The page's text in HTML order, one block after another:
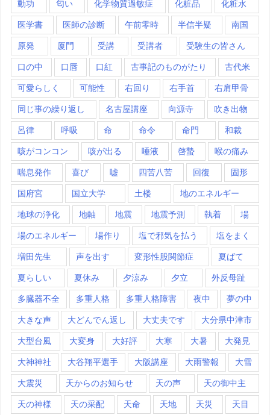
動功 匂い 化学物質過敏症 化粧品 化粧水
医学書 医師の診断 午前零時 半信半疑 南国
原発 厦門 受講 受講者 受験生の皆さん
口の中 口唇 口紅 古事記のものがたり 古代米
可愛らしく 可能性 右回り 右手首 右肩甲骨
同じ事の繰り返し 名古屋講座 向源寺 吹き出物
呂律 呼吸 命 命令 命門 和裁
咳がコンコン 咳が出る 唾液 啓蟄 喉の痛み
喘息発作 喜び 嘘 四苦八苦 回復 固形
国府宮 国立大学 土楼 地のエネルギー
地球の浄化 地軸 地震 地震予測 執着 場
場のエネルギー 場作り 塩で邪気を払う 塩をまく
増田先生 声を出す 変形性股関節症 夏ばて
夏らしい 夏休み 夕涼み 夕立 外反母趾
多臓器不全 多重人格 多重人格障害 夜中 夢の中
大きな声 大どんでん返し 大丈夫です 大分県中津市
大型台風 大変身 大好評 大寒 大暑 大発見
大神神社 大谷翔平選手 大阪講座 大雨警報 大雪
大震災 天からのお知らせ 天の声 天の御中主
天の神様 天の采配 天命 天地 天災 天目